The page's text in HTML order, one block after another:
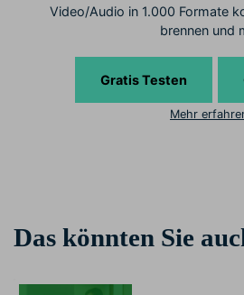
Video/Audio in 1.000 Formate
brennen und
Gratis Testen
Mehr
Das könnten Sie